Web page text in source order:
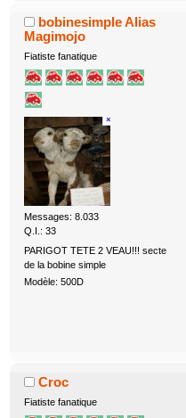
bobinesimple Alias
Magimojo
Fiatiste fanatique
Messages: 8.033
Q.I.: 33
PARIGOT TETE 2 VEAU!!! secte
de la bobine simple
Modèle: 500D
Croc
Fiatiste fanatique